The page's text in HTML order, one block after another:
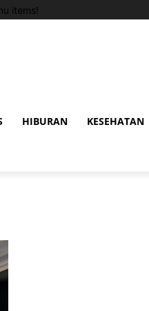
items!
HIBURAN KESEHATAN